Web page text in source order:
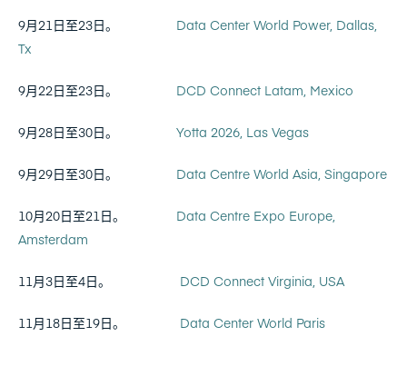
9月21日至23日。 Data Center World Power, Dallas,
Tx
9月22日至23日。 DCD Connect Latam, Mexico
9月28日至30日。 Yotta 2026, Las Vegas
9月29日至30日。 Data Centre World Asia, Singapore
10月20日至21日。 Data Centre Expo Europe,
Amsterdam
11月3日至4日。 DCD Connect Virginia, USA
11月18日至19日。 Data Center World Paris